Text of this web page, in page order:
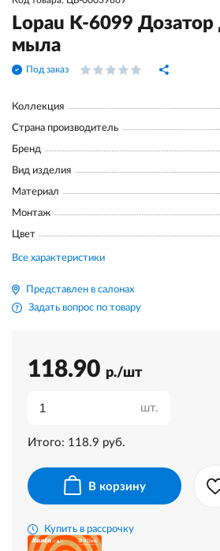
Lopau K-6099
мыла
Под заказ
Коллекция
Страна производитель
Бренд
Вид изделия
Материал
Монтаж
Цвет
Все характеристики
Представлен в салонах
Задать вопрос по товару
118.90 р./шт
шт.
Итого: 118.9 руб.
В корзину
Купить в рассрочку